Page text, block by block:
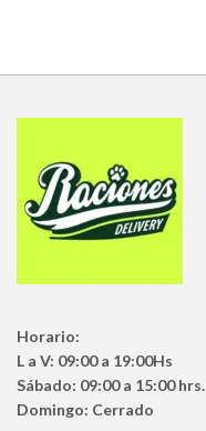
Horario:
L a V: 09:00 a 19:00Hs
Sábado: 09:00 a 15:00 hrs.
Domingo: Cerrado